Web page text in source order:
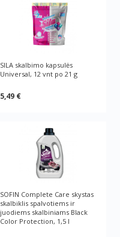
SILA skalbimo kapsulės
Universal, 12 vnt po 21 g
5,49 €
SOFIN Complete Care skystas
skalbiklis spalvotiems ir
juodiems skalbiniams Black
Color Protection, 1,5 l